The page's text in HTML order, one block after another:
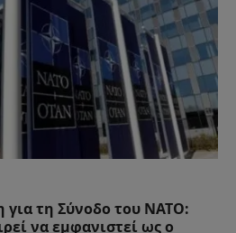
τη Σύνοδο του ΝΑΤΟ:
να εμφανιστεί ως ο